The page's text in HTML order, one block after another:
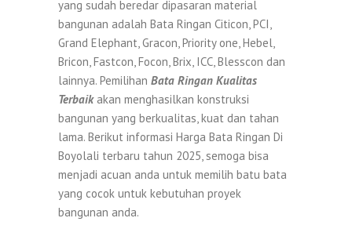
yang sudah beredar dipasaran material
bangunan adalah Bata Ringan Citicon, PCI,
Grand Elephant, Gracon, Priority one, Hebel,
Bricon, Fastcon, Focon, Brix, ICC, Blesscon dan
lainnya. Pemilihan Bata Ringan Kualitas
Terbaikakan menghasilkan konstruksi
bangunan yang berkualitas, kuat dan tahan
lama. Berikut informasi Harga Bata Ringan Di
Boyolali terbaru tahun 2025, semoga bisa
menjadi acuan anda untuk memilih batu bata
yang cocok untuk kebutuhan proyek
bangunan anda.